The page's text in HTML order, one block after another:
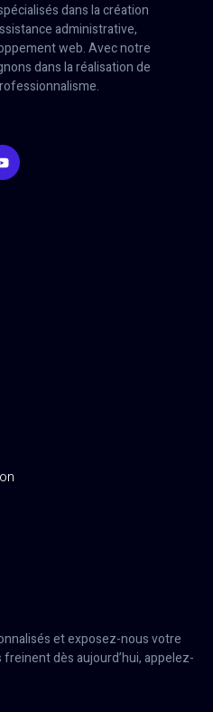
dans la création
administrative,
web. Avec notre
dans la réalisation de
et exposez-nous votre
dès aujourd’hui, appelez-